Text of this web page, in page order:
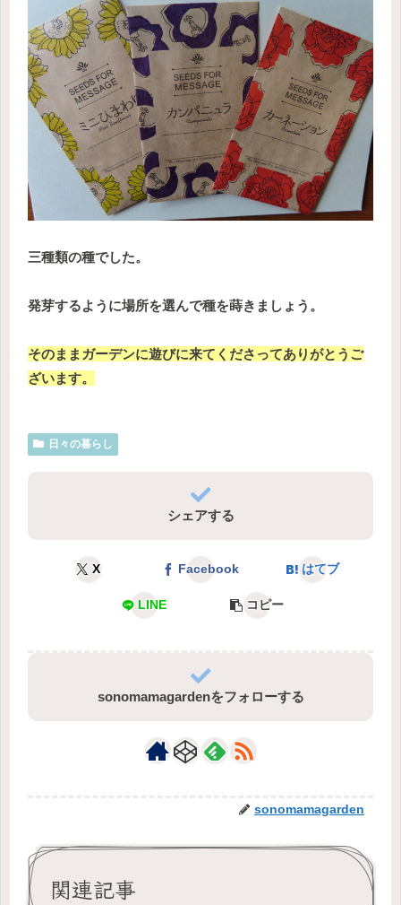
三種類の種でした。
発芽するように場所を選んで種を蒔きましょう。
そのままガーデンに遊びに来てくださってありがとうご
ざいます。
日々の暮らし
シェアする
X Facebook はてブ
LINE コピー
sonomamagardenをフォローする
sonomamagarden
関連記事